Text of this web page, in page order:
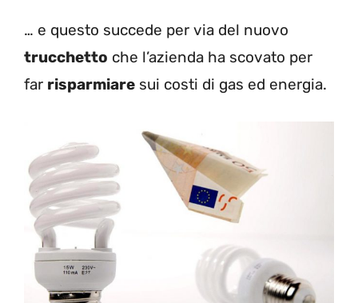
… e questo succede per via del nuovo
trucchetto che l’azienda ha scovato per
far risparmiare sui costi di gas ed energia.